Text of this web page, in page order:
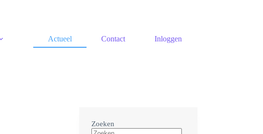
Actueel Contact Inloggen
Zoeken